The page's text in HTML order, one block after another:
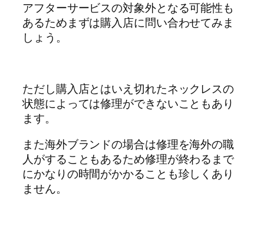
アフターサービスの対象外となる可能性も
あるためまずは購入店に問い合わせてみま
しょう。
ただし購入店とはいえ切れたネックレスの
状態によっては修理ができないこともあり
ます。
また海外ブランドの場合は修理を海外の職
人がすることもあるため修理が終わるまで
にかなりの時間がかかることも珍しくあり
ません。